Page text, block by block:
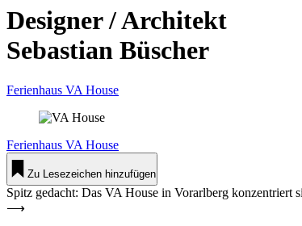
Designer / Architekt
Sebastian Büscher
Ferienhaus VA House
Ferienhaus VA House
Zu Lesezeichen hinzufügen
Spitz gedacht: Das VA House in Vorarlberg konzentriert
⟶